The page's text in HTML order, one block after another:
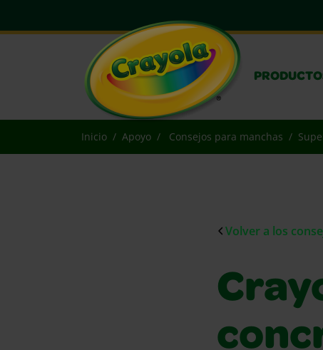
Inicio Apoyo Consejos para manchas
Volver a los